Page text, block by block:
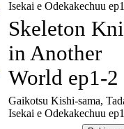
Isekai e Odekakechuu
Skeleton
in Another
World ep1-2
Gaikotsu Kishi-sama,
Isekai e Odekakechuu